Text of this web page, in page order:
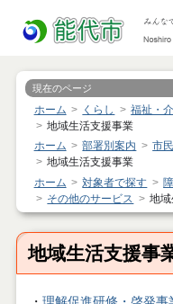
現在のページ
ホーム くらし 福祉・
地域生活支援事業
ホーム
部署別案内 市
地域生活支援事業
ホーム
対象者で探す
その他のサービス
地
地域生活支援事